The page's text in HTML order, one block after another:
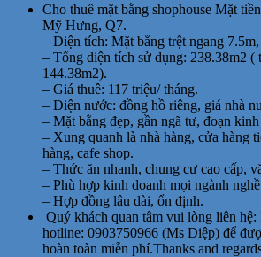
Cho thuê mặt bằng shophouse Mặt
Mỹ Hưng, Q7.
– Diện tích: Mặt bằng trệt ngang 7.5m,
– Tổng diện tích sử dụng: 238.38m2 (
144.38m2).
– Giá thuê: 117 triệu/ tháng.
– Điện nước: đồng hồ riêng, giá nhà
– Mặt bằng đẹp, gần ngã tư, đoạn
– Xung quanh là nhà hàng, cửa hàng
hàng, cafe shop.
– Thức ăn nhanh, chung cư cao cấp,
– Phù hợp kinh doanh mọi ngành
– Hợp đồng lâu dài, ổn định.
Quý khách quan tâm vui lòng liên
hotline: 0903750966 (Ms Diệp) để
hoàn toàn miễn phí.Thanks and